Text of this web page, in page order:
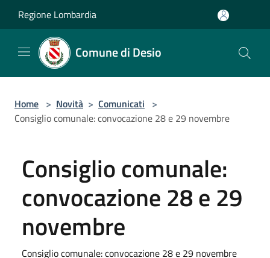
Regione Lombardia
Comune di Desio
Home > Novità > Comunicati >
Consiglio comunale: convocazione 28 e 29 novembre
Consiglio comunale:
convocazione 28 e 29
novembre
Consiglio comunale: convocazione 28 e 29 novembre